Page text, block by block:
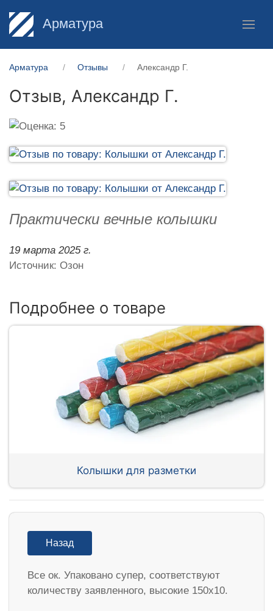
Арматура
Арматура Отзывы Александр Г.
Отзыв, Александр Г.
Практически вечные колышки
19 марта 2025 г.
Источник: Озон
Подробнее о товаре
Колышки для разметки
Назад
Все ок. Упаковано супер, соответствуют
количеству заявленного, высокие 150х10.